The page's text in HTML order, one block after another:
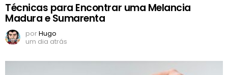
Técnicas para Encontrar uma Melancia
Madura e Sumarenta
porHugo
um dia atrás